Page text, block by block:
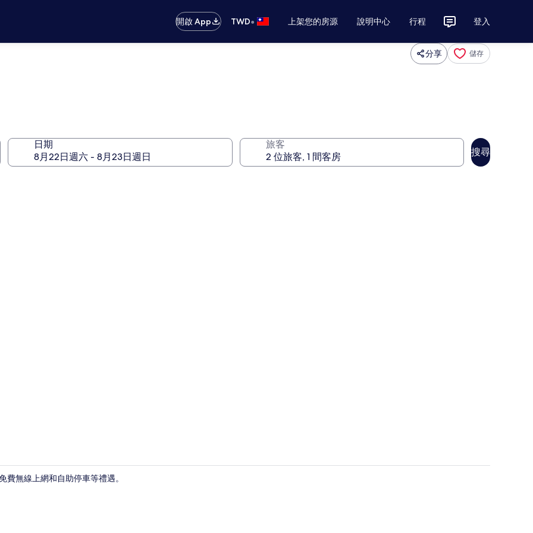
開啟 App TWD• 上架您的房源 說明中心 行程 登入
分享 儲存
日期 旅客
搜尋
無線上網和自助停車等禮遇。